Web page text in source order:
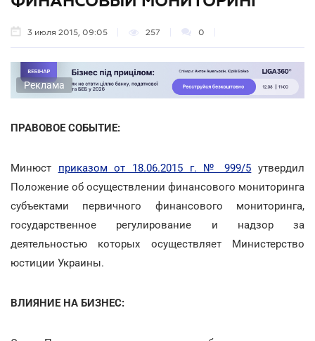
3 июля 2015, 09:05 257 0
Реклама
ПРАВОВОЕ СОБЫТИЕ:
Минюст приказом от 18.06.2015 г. № 999/5 утвердил
Положение об осуществлении финансового мониторинга
субъектами первичного финансового мониторинга,
государственное регулирование и надзор за
деятельностью которых осуществляет Министерство
юстиции Украины.
ВЛИЯНИЕ НА БИЗНЕС: